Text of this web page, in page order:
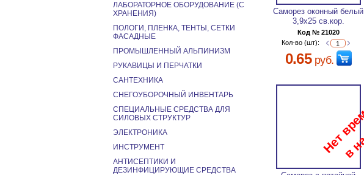
Саморез оконный белый
3,9х25 св.кор.
Код № 21020
Кол-во (шт):
0.65руб.
ЛАБОРАТОРНОЕ ОБОРУДОВАНИЕ (С
ХРАНЕНИЯ)
ПОЛОГИ, ПЛЕНКА, ТЕНТЫ, СЕТКИ
ФАСАДНЫЕ
ПРОМЫШЛЕННЫЙ АЛЬПИНИЗМ
РУКАВИЦЫ И ПЕРЧАТКИ
САНТЕХНИКА
СНЕГОУБОРОЧНЫЙ ИНВЕНТАРЬ
СПЕЦИАЛЬНЫЕ СРЕДСТВА ДЛЯ
СИЛОВЫХ СТРУКТУР
ЭЛЕКТРОНИКА
ИНСТРУМЕНТ
АНТИСЕПТИКИ И
ДЕЗИНФИЦИРУЮЩИЕ СРЕДСТВА